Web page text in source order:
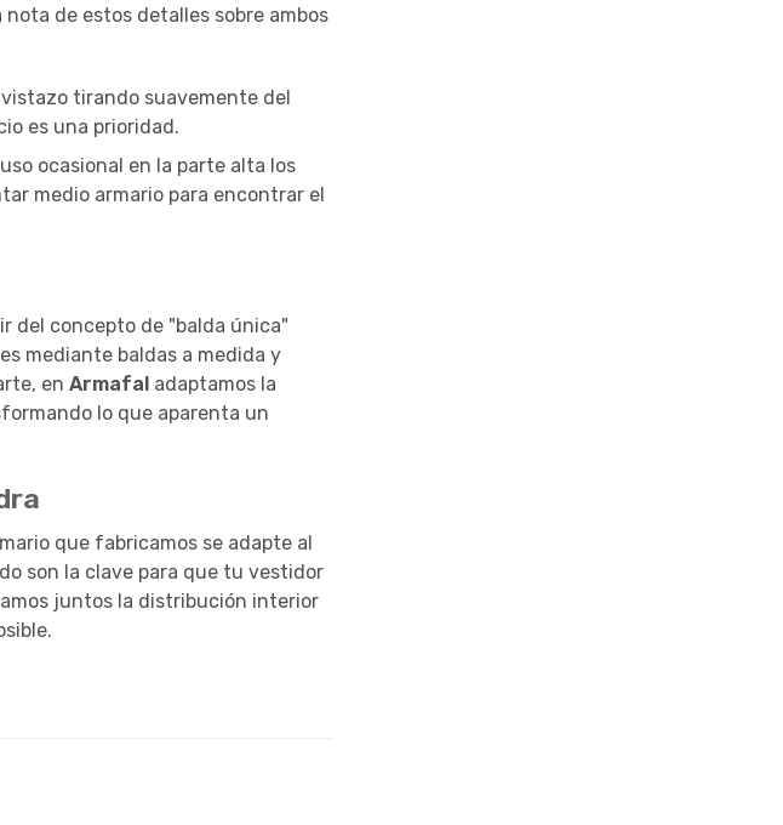
de estos detalles sobre ambos
tirando suavemente del
es una prioridad.
ocasional en la parte alta los
medio armario para encontrar el
del concepto de "balda única"
mediante baldas a medida y
enArmafal adaptamos la
lo que aparenta un
que fabricamos se adapte al
son la clave para que tu vestidor
juntos la distribución interior